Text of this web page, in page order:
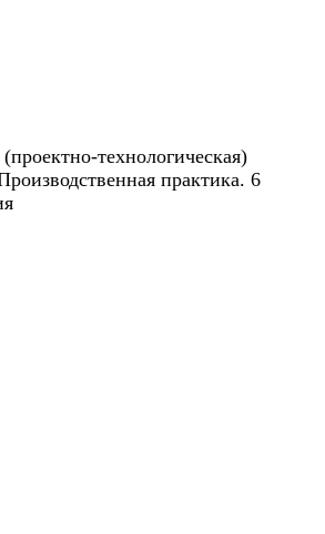
технологическая)
практика. 6